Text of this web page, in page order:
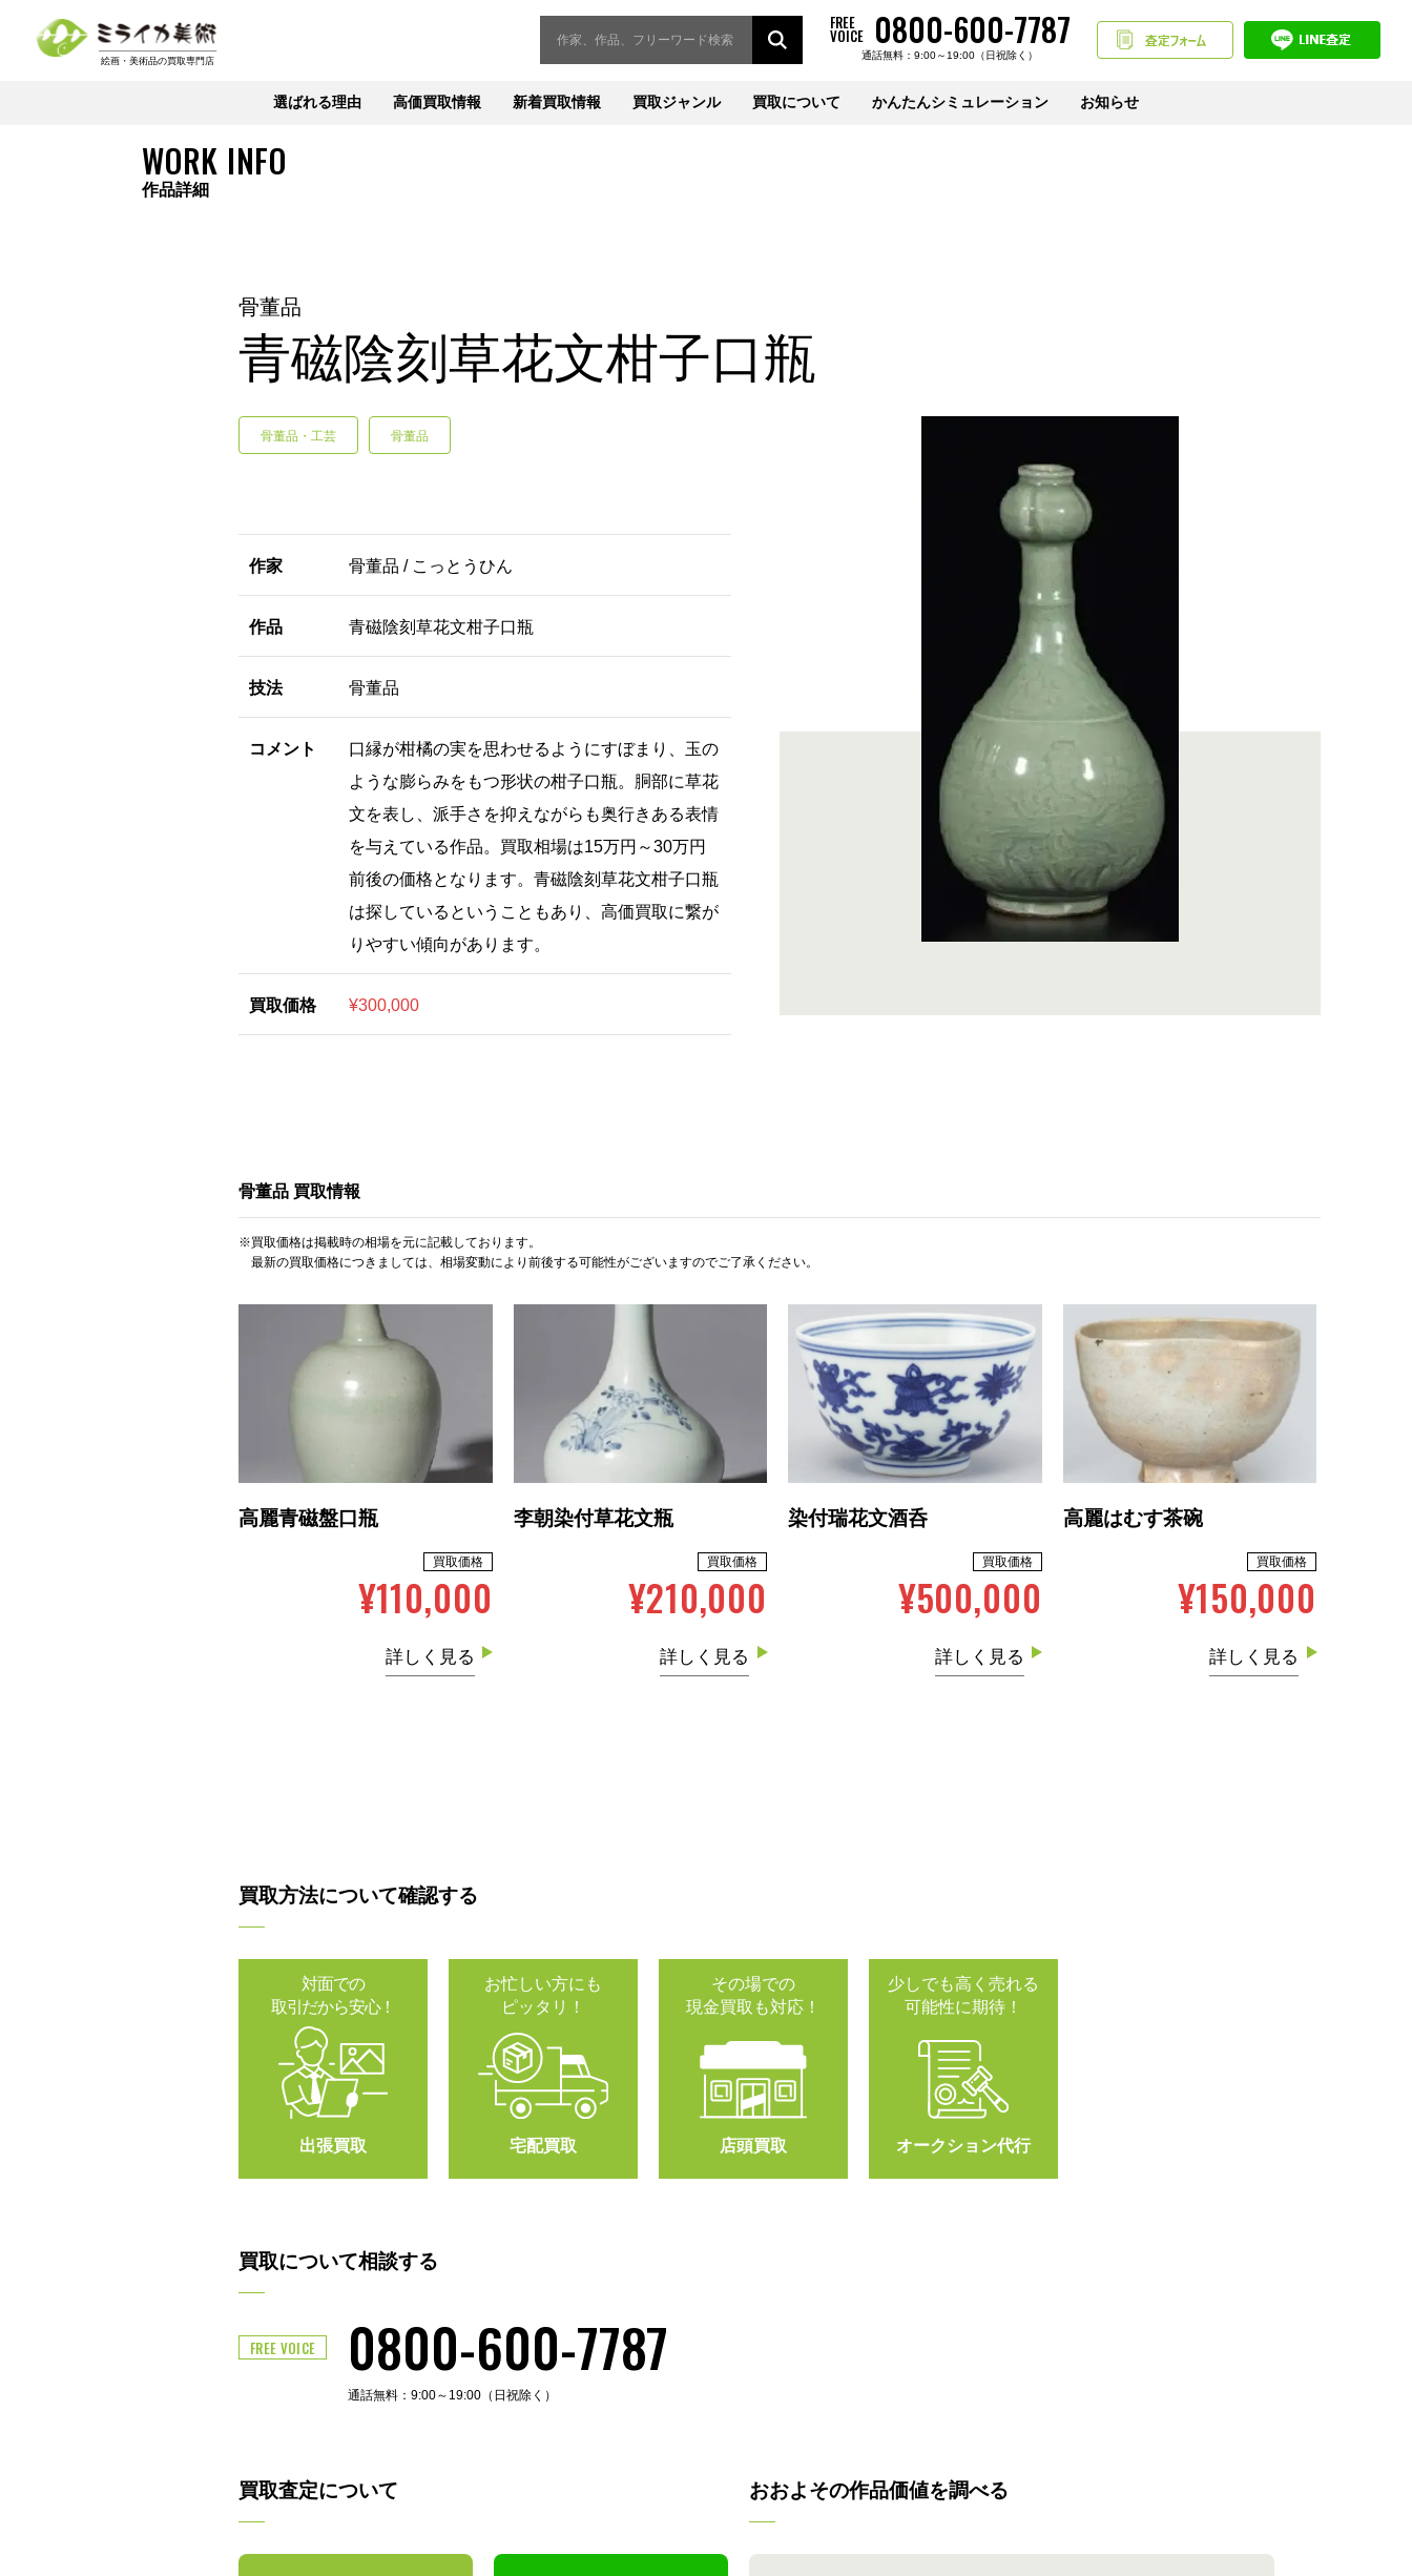
FREE
VOICE 0800-600-7787
通話無料：9:00～19:00（日祝除く）
選ばれる理由 高価買取情報 新着買取情報 買取ジャンル 買取について かんたんシミュレーション お知らせ
WORK INFO
作品詳細
骨董品
青磁陰刻草花文柑子口瓶
骨董品・工芸 骨董品
作家 骨董品 / こっとうひん
作品 青磁陰刻草花文柑子口瓶
技法 骨董品
コメント
口縁が柑橘の実を思わせるようにすぼまり、玉の
ような膨らみをもつ形状の柑子口瓶。胴部に草花
文を表し、派手さを抑えながらも奥行きある表情
を与えている作品。買取相場は15万円～30万円
前後の価格となります。青磁陰刻草花文柑子口瓶
は探しているということもあり、高価買取に繋が
りやすい傾向があります。
買取価格 ¥300,000
骨董品 買取情報
※買取価格は掲載時の相場を元に記載しております。
最新の買取価格につきましては、相場変動により前後する可能性がございますのでご了承ください。
高麗青磁盤口瓶
買取価格
¥110,000
詳しく見る
李朝染付草花文瓶
買取価格
¥210,000
詳しく見る
染付瑞花文酒呑
買取価格
¥500,000
詳しく見る
高麗はむす茶碗
買取価格
¥150,000
詳しく見る
買取方法について確認する
対面での
取引だから安心！
出張買取
お忙しい方にも
ピッタリ！
宅配買取
その場での
現金買取も対応！
店頭買取
少しでも高く売れる
可能性に期待！
オークション代行
買取について相談する
FREE VOICE 0800-600-7787
通話無料：9:00～19:00（日祝除く）
買取査定について おおよその作品価値を調べる